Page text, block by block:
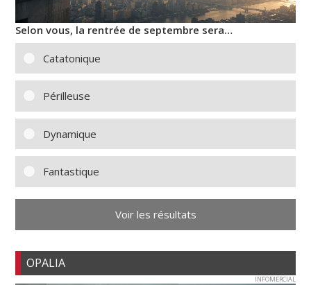
Selon vous, la rentrée de septembre sera…
Catatonique
Périlleuse
Dynamique
Fantastique
Voir les résultats
OPALIA
INFOMERCIAL